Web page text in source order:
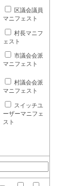
区議会議員
マニフェスト
村長マニフ
ェスト
市議会会派
マニフェスト
村議会会派
マニフェスト
スイッチユ
ーザーマニフェ
スト